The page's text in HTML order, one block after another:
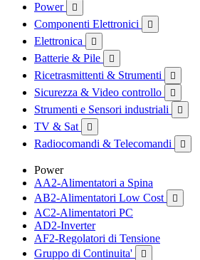
Power

Componenti Elettronici 
Elettronica 
Batterie & Pile 
Ricetrasmittenti & Strumenti 
Sicurezza & Video controllo 
Strumenti e Sensori industriali 
TV & Sat 
Radiocomandi & Telecomandi 
Power
AA2-Alimentatori a Spina
AB2-Alimentatori Low Cost

AC2-Alimentatori PC
AD2-Inverter
AF2-Regolatori di Tensione
Gruppo di Continuita'
